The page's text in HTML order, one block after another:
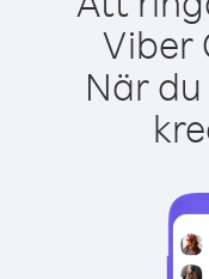
Viber
När